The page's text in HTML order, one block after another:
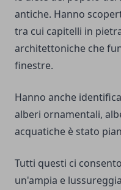
antiche. Hanno
tra cui capitelli in
architettoniche che
finestre.
Hanno anche
alberi ornamentali,
acquatiche è stato
Tutti questi ci
un'ampia e